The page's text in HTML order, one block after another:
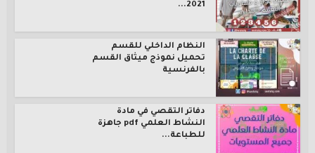
2021...
النظام الداخلي للقسم
تحميل نموذج ميثاق القسم
بالفرنسية
دفاتر التقصي في مادة
النشاط العلمي pdf جاهزة
للطباعة...